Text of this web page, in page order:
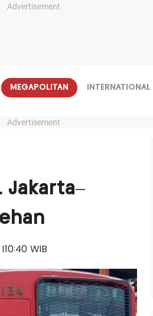
Advertisement
MEGAPOLITAN INTERNATIONAL
Advertisement
Jakarta–
WIB